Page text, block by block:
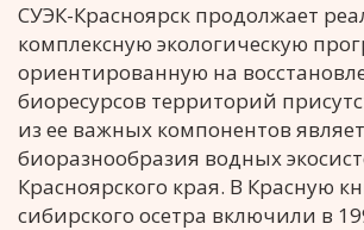
СУЭК-Красноярск продолжает
комплексную экологическую
ориентированную на
биоресурсов территорий
из ее важных компонентов
биоразнообразия водных
Красноярского края. В Красную
сибирского осетра включили в